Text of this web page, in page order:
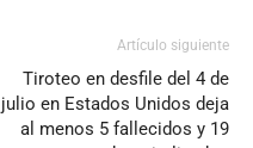
Artículo siguiente
Tiroteo en desfile del 4 de
julio en Estados Unidos deja
al menos 5 fallecidos y 19